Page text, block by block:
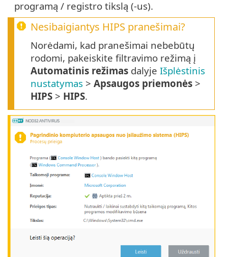
programą / registro tikslą (-us).
Nesibaigiantys HIPS pranešimai?
Norėdami, kad pranešimai nebebūtų
rodomi, pakeiskite filtravimo režimą į
Automatinis režimas dalyje Išplėstinis
nustatymas > Apsaugos priemonės >
HIPS > HIPS.